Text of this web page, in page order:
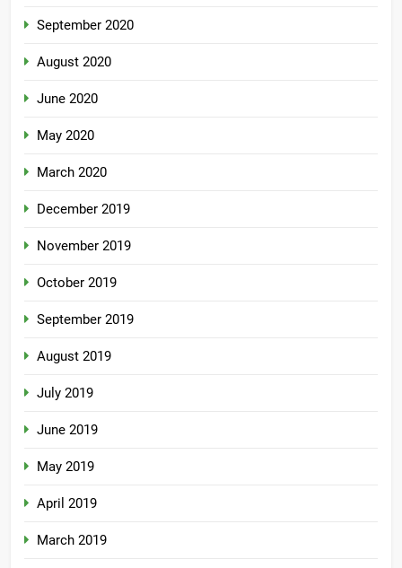
September 2020
August 2020
June 2020
May 2020
March 2020
December 2019
November 2019
October 2019
September 2019
August 2019
July 2019
June 2019
May 2019
April 2019
March 2019